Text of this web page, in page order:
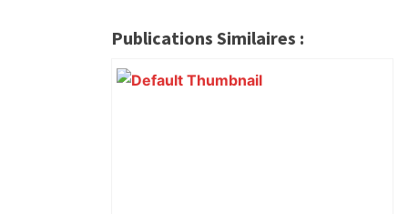
Publications Similaires :